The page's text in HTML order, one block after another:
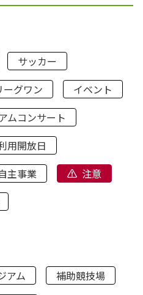
サッカー
ーグワン
イベント
ムコンサート
用開放日
主事業
注意
アム
補助競技場